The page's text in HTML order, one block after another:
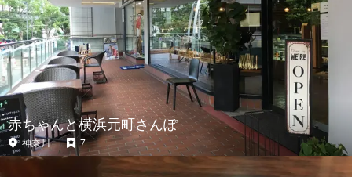
赤ちゃんと横浜元町さんぽ
神奈川 7